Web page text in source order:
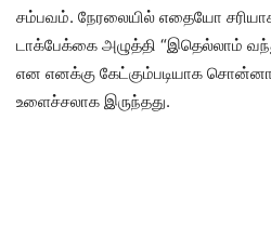
சம்பவம். நேரலையில் எதையோ
டாக்பேக்கை அழுத்தி “இதெல்லாம்
என எனக்கு கேட்கும்படியாக
உளைச்சலாக இருந்தது.